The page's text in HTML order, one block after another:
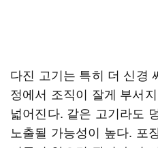
다진 고기는 특히 더 신경
정에서 조직이 잘게 부서
넓어진다. 같은 고기라도
노출될 가능성이 높다. 포